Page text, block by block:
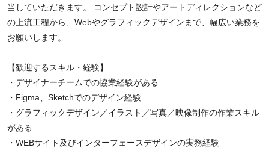
当していただきます。 コンセプト設計やアートディレクションなど
の上流工程から、Webやグラフィックデザインまで、幅広い業務を
お願いします。
【歓迎するスキル・経験】
・デザイナーチームでの協業経験がある
・Figma、Sketchでのデザイン経験
・グラフィックデザイン／イラスト／写真／映像制作の作業スキル
がある
・WEBサイト及びインターフェースデザインの実務経験